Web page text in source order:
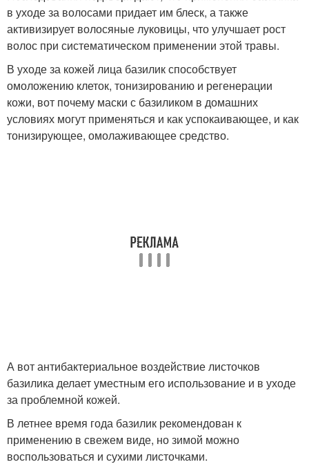
в уходе за волосами придает им блеск, а также
активизирует волосяные луковицы, что улучшает рост
волос при систематическом применении этой травы.
В уходе за кожей лица базилик способствует
омоложению клеток, тонизированию и регенерации
кожи, вот почему маски с базиликом в домашних
условиях могут применяться и как успокаивающее, и как
тонизирующее, омолаживающее средство.
А вот антибактериальное воздействие листочков
базилика делает уместным его использование и в уходе
за проблемной кожей.
В летнее время года базилик рекомендован к
применению в свежем виде, но зимой можно
воспользоваться и сухими листочками.